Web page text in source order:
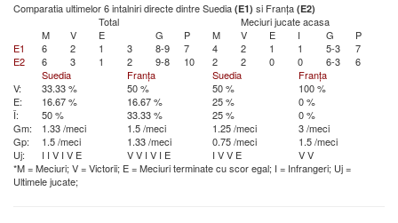
Comparatia ultimelor 6 intalniri directe dintre Suedia (E1) si Franța (E2)
Total
Meciuri jucate acasa
M
V E G P M V E I G
P
E1
6 2 1 3 8-9 7 4 2 1 1 5-3
7
E2
6 3 1 2 9-8 10 2 2 0 0 6-3
6
Suedia
Franța Suedia
Franța
V:
33.33 % 50 % 50 %
100 %
E:
16.67 % 16.67 % 25 %
0 %
Î:
50 % 33.33 % 25 %
0 %
Gm:
1.33 /meci 1.5 /meci 1.25 /meci
3 /meci
Gp:
1.5 /meci 1.33 /meci 0.75 /meci
1.5 /meci
Uj:
I I V I V E VV I V I E I VV E VV
*M = Meciuri; V = Victorii; E = Meciuri terminate cu scor egal; I = Infrangeri; Uj =
Ultimele jucate;